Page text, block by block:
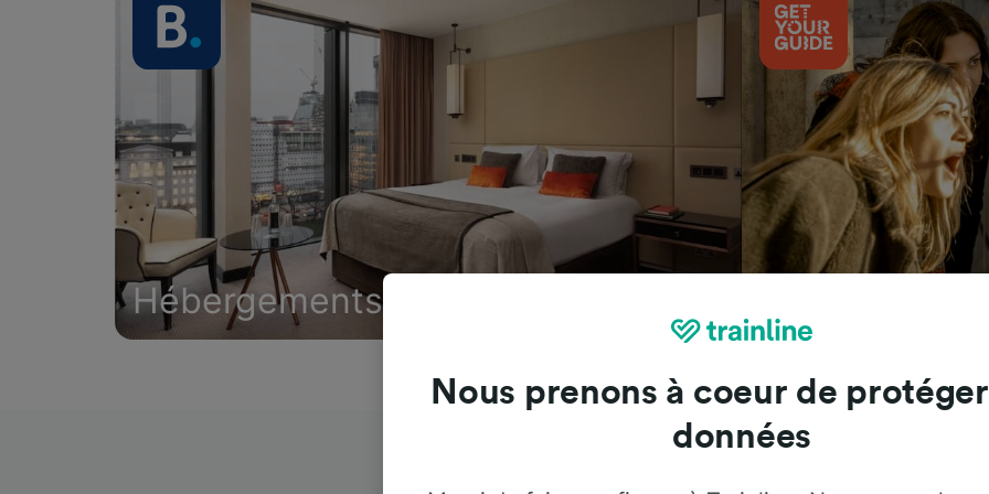
Hébergements
Trainline : l'avis de nos clients
Nous prenons à coeur de
données